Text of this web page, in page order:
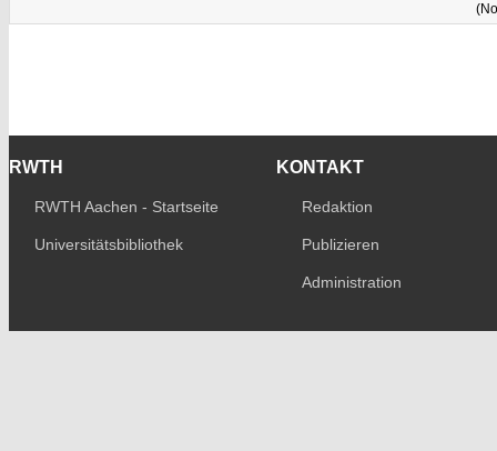
RWTH
RWTH Aachen - Startseite
Universitätsbibliothek
KONTAKT
Redaktion
Publizieren
Administration